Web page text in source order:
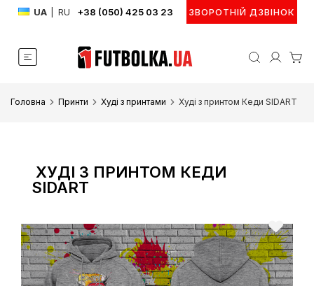
UA RU +38 (050) 425 03 23 ЗВОРОТНІЙ ДЗВІНОК
Головна Принти Худі з принтами Худі з принтом Кеди SIDART
ХУДІ З ПРИНТОМ КЕДИ
SIDART